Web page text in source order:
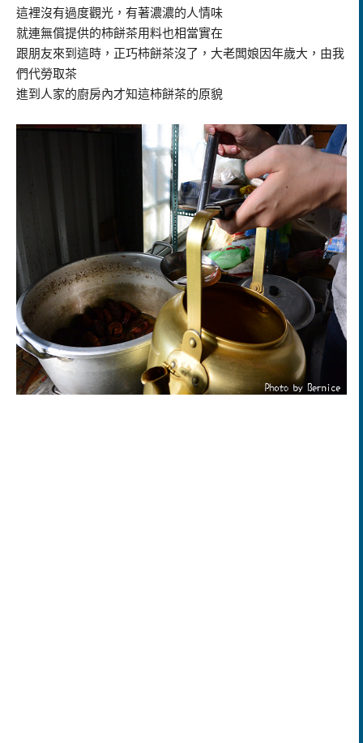
這裡沒有過度觀光，有著濃濃的人情味
就連無償提供的柿餅茶用料也相當實在
跟朋友來到這時，正巧柿餅茶沒了，大老闆娘因年歲大，由我
們代勞取茶
進到人家的廚房內才知這柿餅茶的原貌